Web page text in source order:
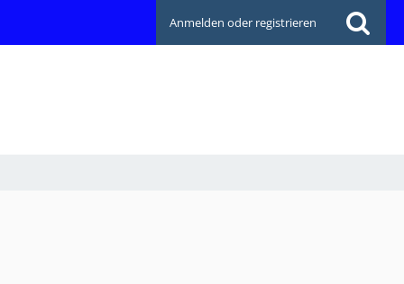
Anmelden oder registrieren